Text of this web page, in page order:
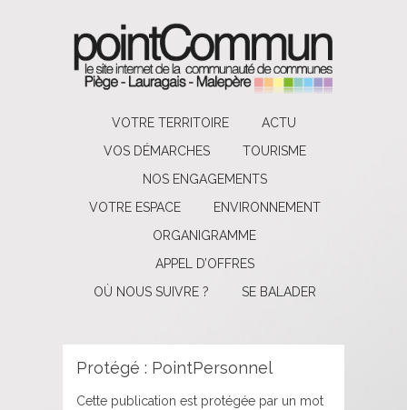
VOTRE TERRITOIRE
ACTU
VOS DÉMARCHES
TOURISME
NOS ENGAGEMENTS
VOTRE ESPACE
ENVIRONNEMENT
ORGANIGRAMME
APPEL D’OFFRES
OÙ NOUS SUIVRE ?
SE BALADER
Protégé : PointPersonnel
Cette publication est protégée par un mot